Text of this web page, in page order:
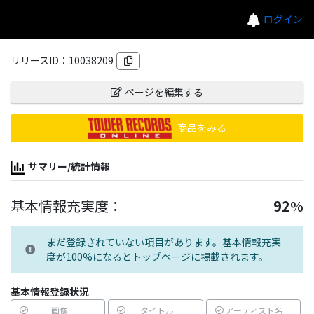
ログイン
リリースID： 10038209
ページを編集する
商品をみる
サマリー/統計情報
基本情報充実度： 92%
まだ登録されていない項目があります。基本情報充実
度が100%になるとトップページに掲載されます。
基本情報登録状況
画像 タイトル アーティスト名